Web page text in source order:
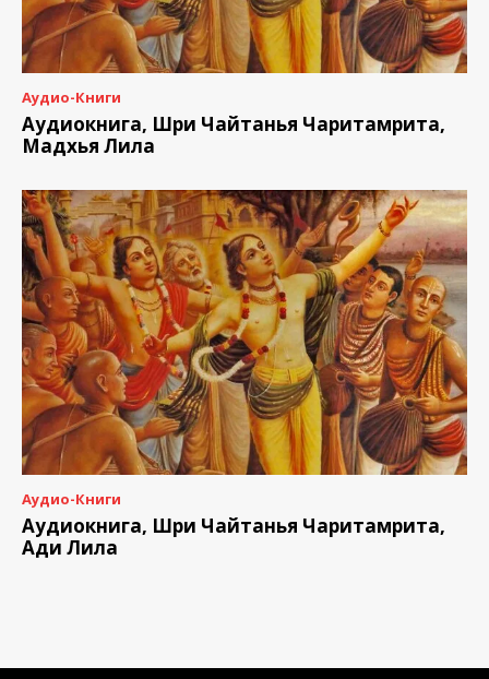
Аудио-Книги
Аудиокнига, Шри Чайтанья Чаритамрита,
Мадхья Лила
Аудио-Книги
Аудиокнига, Шри Чайтанья Чаритамрита,
Ади Лила